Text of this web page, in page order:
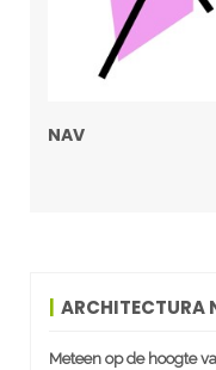
NAV
ARCHITECTURA
Meteen op de hoogte